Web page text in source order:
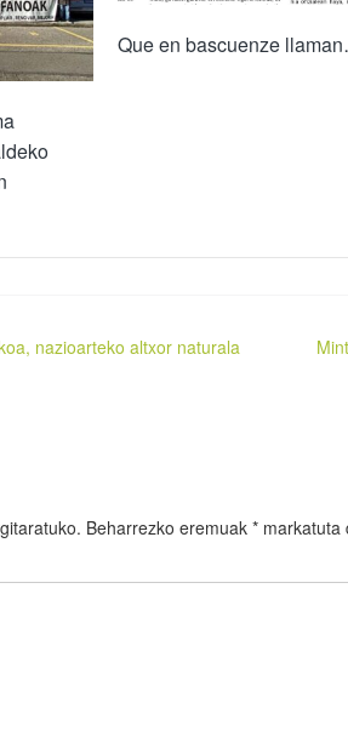
Que en bascuenze
nazioarteko altxor naturala
Beharrezko eremuak * markatuta